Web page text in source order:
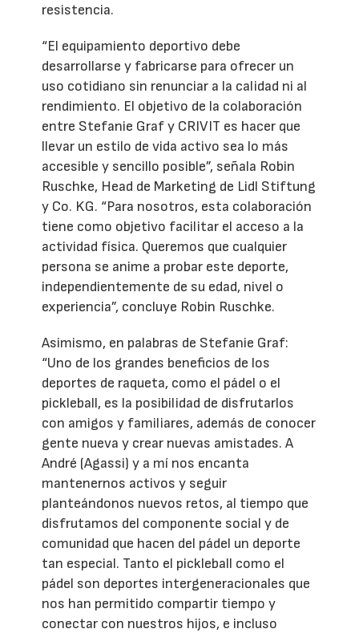
resistencia.
“El equipamiento deportivo debe
desarrollarse y fabricarse para ofrecer un
uso cotidiano sin renunciar a la calidad ni al
rendimiento. El objetivo de la colaboración
entre Stefanie Graf y CRIVIT es hacer que
llevar un estilo de vida activo sea lo más
accesible y sencillo posible”, señala Robin
Ruschke, Head de Marketing de Lidl Stiftung
y Co. KG. “Para nosotros, esta colaboración
tiene como objetivo facilitar el acceso a la
actividad física. Queremos que cualquier
persona se anime a probar este deporte,
independientemente de su edad, nivel o
experiencia”, concluye Robin Ruschke.
Asimismo, en palabras de Stefanie Graf:
“Uno de los grandes beneficios de los
deportes de raqueta, como el pádel o el
pickleball, es la posibilidad de disfrutarlos
con amigos y familiares, además de conocer
gente nueva y crear nuevas amistades. A
André (Agassi) y a mí nos encanta
mantenernos activos y seguir
planteándonos nuevos retos, al tiempo que
disfrutamos del componente social y de
comunidad que hacen del pádel un deporte
tan especial. Tanto el pickleball como el
pádel son deportes intergeneracionales que
nos han permitido compartir tiempo y
conectar con nuestros hijos, e incluso